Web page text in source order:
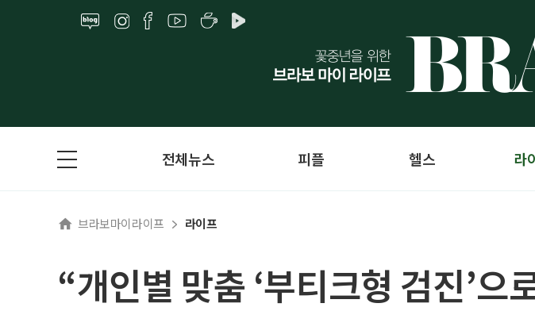
전체뉴스 피플 헬스 라
브라보마이라이프 라이프
“개인별 맞춤 ‘부티크형 검진’으